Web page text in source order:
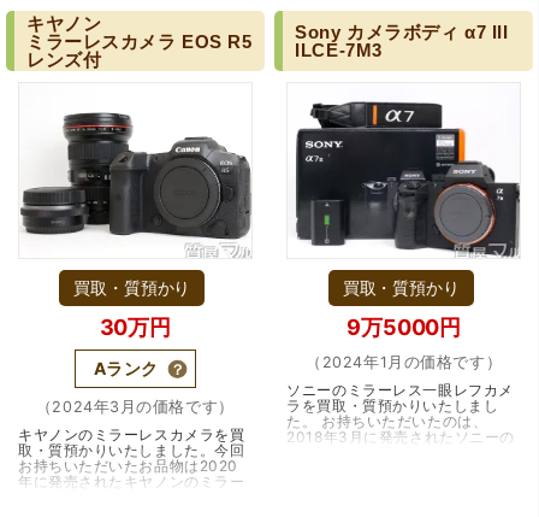
を搭載し、非常に高…（兵庫・西
宮/神戸市）
後継モデルとして登場…（大阪・
池田市）
キヤノン
ミラーレスカメラ EOS R5
レンズ付
買取・質預かり
30万円
Aランク
（2024年3月の価格です）
キヤノンのミラーレスカメラを買
取・質預かりいたしました。今回
お持ちいただいたお品物は2020
年に発売されたキヤノンのミラー
Sony カメラボディ α7 III
ILCE-7M3
買取・質預かり
9万5000円
（2024年1月の価格です）
ソニーのミラーレス一眼レフカメ
ラを買取・質預かりいたしまし
た。 お持ちいただいたのは、
2018年3月に発売されたソニーの